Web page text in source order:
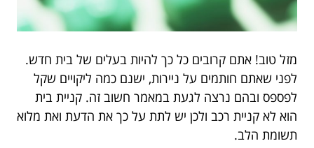
מזל טוב! אתם קרובים כל כך להיות בעלים של בית חדש.
לפני שאתם חותמים על ניירות, ישנם כמה ליקויים שקל
לפספס ובהם נרצה לגעת במאמר חשוב זה. קניית בית
הוא לא קניית רכב ולכן יש לתת על כך את הדעת ואת מלוא
תשומת הלב.